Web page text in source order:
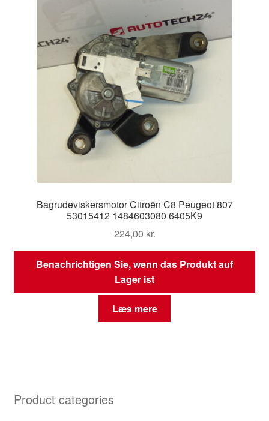
Bagrudeviskersmotor Citroën C8 Peugeot 807
53015412 1484603080 6405K9
224,00 kr.
Benachrichtigen Sie, wenn das Produkt auf
Lager ist
Læs mere
Product categories